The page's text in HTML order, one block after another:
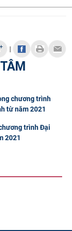
+ |
chương trình
từ năm 2021
trình Đại
2021